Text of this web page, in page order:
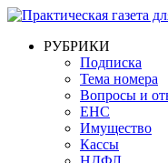
РУБРИКИ
Подписка
Тема номера
Вопросы и
ЕНС
Имущество
Кассы